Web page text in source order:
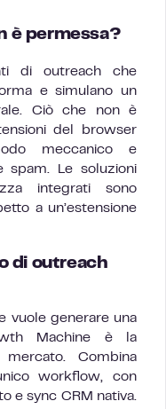
è permessa?
di outreach che
e simulano un
Ciò che non è
del browser
meccanico e
spam. Le soluzioni
integrati sono
a un’estensione
di outreach
vuole generare una
Machine è la
Combina
workflow, con
e sync CRM nativa.